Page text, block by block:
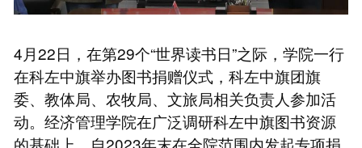
4月22日，在第29个“世界读书日”之际，学院一行
在科左中旗举办图书捐赠仪式，科左中旗团旗
委、教体局、农牧局、文旅局相关负责人参加活
动。经济管理学院在广泛调研科左中旗图书资源
的基础上，自2023年末在全院范围内发起专项捐